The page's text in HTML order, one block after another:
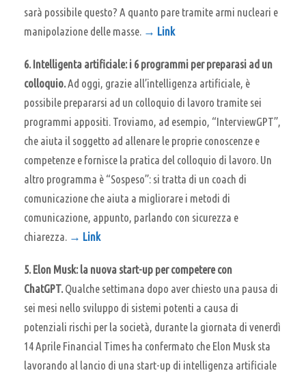
sarà possibile questo? A quanto pare tramite armi nucleari e
manipolazione delle masse. → Link
6. Intelligenta artificiale: i 6 programmi per preparasi ad un
colloquio.Ad oggi, grazie all’intelligenza artificiale, è
possibile prepararsi ad un colloquio di lavoro tramite sei
programmi appositi. Troviamo, ad esempio, “InterviewGPT”,
che aiuta il soggetto ad allenare le proprie conoscenze e
competenze e fornisce la pratica del colloquio di lavoro. Un
altro programma è “Sospeso”: si tratta di un coach di
comunicazione che aiuta a migliorare i metodi di
comunicazione, appunto, parlando con sicurezza e
chiarezza. → Link
5. Elon Musk: la nuova start-up per competere con
ChatGPT.Qualche settimana dopo aver chiesto una pausa di
sei mesi nello sviluppo di sistemi potenti a causa di
potenziali rischi per la società, durante la giornata di venerdì
14 Aprile Financial Times ha confermato che Elon Musk sta
lavorando al lancio di una start-up di intelligenza artificiale